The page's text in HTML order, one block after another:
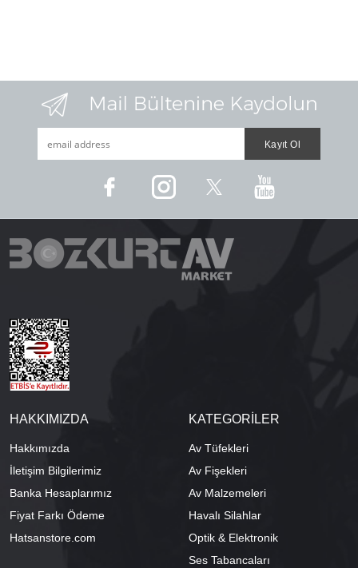
HAKKIMIZDA
Hakkımızda
İletişim Bilgilerimiz
Banka Hesaplarımız
Fiyat Farkı Ödeme
Hatsanstore.com
KATEGORİLER
Av Tüfekleri
Av Fişekleri
Av Malzemeleri
Havalı Silahlar
Optik & Elektronik
Ses Tabancaları